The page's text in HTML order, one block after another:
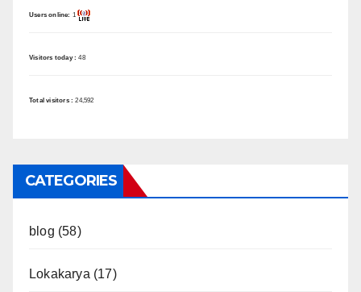
Users online: 1
Visitors today :48
Total visitors :24,592
CATEGORIES
blog (58)
Lokakarya (17)